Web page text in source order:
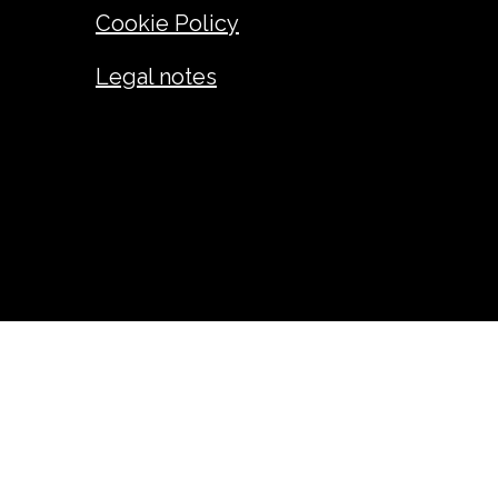
Cookie Policy
Legal notes